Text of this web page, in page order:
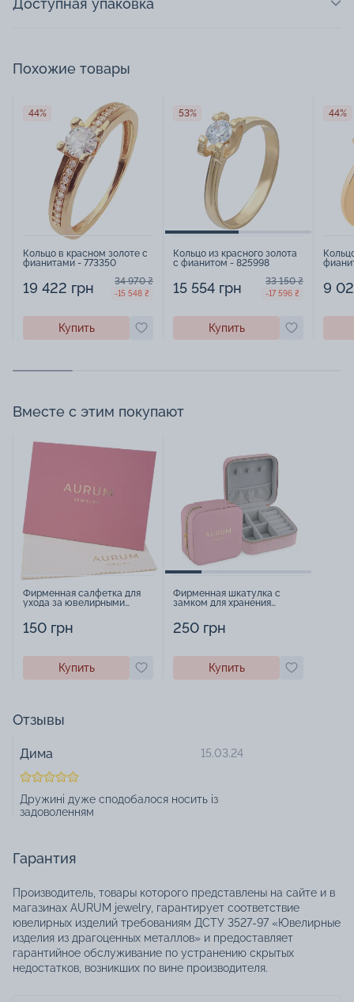
Похожие товары
44%
Кольцо в красном золоте с
фианитами - 773350
19 422 грн 34 970 ₴
-15 548 ₴
Купить
53%
Кольцо из красного золота
с фианитом - 825998
15 554 грн 33 150 ₴
-17 596 ₴
Купить
44%
9
Вместе с этим покупают
Фирменная салфетка для
ухода за ювелирными
150 грн
Купить
Фирменная шкатулка с
замком для хранения
250 грн
Купить
Отзывы
Дима 15.03.24
Дружині дуже сподобалося носить із
задоволенням
Гарантия
Производитель, товары которого представлены на сайте и в
магазинах AURUM jewelry, гарантирует соответствие
ювелирных изделий требованиям ДСТУ 3527-97 «Ювелирные
изделия из драгоценных металлов» и предоставляет
гарантийное обслуживание по устранению скрытых
недостатков, возникших по вине производителя.